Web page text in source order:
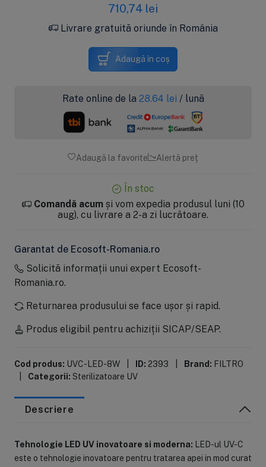
710,74 lei
Livrare gratuită oriunde în România
Adaugă în coș
Rate online de la 28.64 lei / lună
Adaugă la favorite Alertă preț
În stoc
Comandă acumși vom expedia produsul luni (10
aug), cu livrare a 2-a zi lucrătoare.
Garantat de Ecosoft-Romania.ro
Solicită informații unui expert Ecosoft-
Romania.ro.
Returnarea produsului se face ușor și rapid.
Produs eligibil pentru achiziții SICAP/SEAP.
Cod produs: UVC-LED-8W ID: 2393 Brand: FILTRO
Categorii: Sterilizatoare UV
Descriere
Tehnologie LED UV inovatoare si moderna: LED-ul UV-C
este o tehnologie inovatoare pentru tratarea apei in mod curat